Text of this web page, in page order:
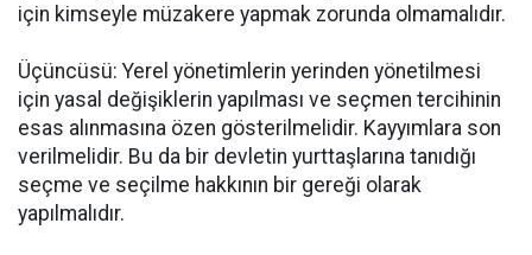
için kimseyle müzakere yapmak zorunda olmamalıdır.
Üçüncüsü: Yerel yönetimlerin yerinden yönetilmesi
için yasal değişiklerin yapılması ve seçmen tercihinin
esas alınmasına özen gösterilmelidir. Kayyımlara son
verilmelidir. Bu da bir devletin yurttaşlarına tanıdığı
seçme ve seçilme hakkının bir gereği olarak
yapılmalıdır.